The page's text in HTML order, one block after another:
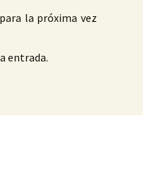
la próxima vez
entrada.